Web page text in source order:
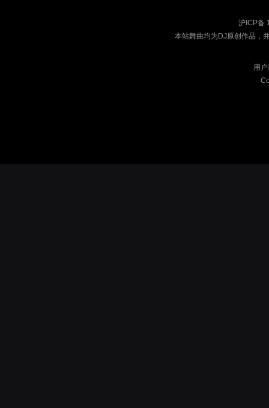
沪ICP备
本站舞曲均为DJ原创作品，
用